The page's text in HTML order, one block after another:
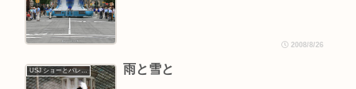
2008/8/26
雨と雪と